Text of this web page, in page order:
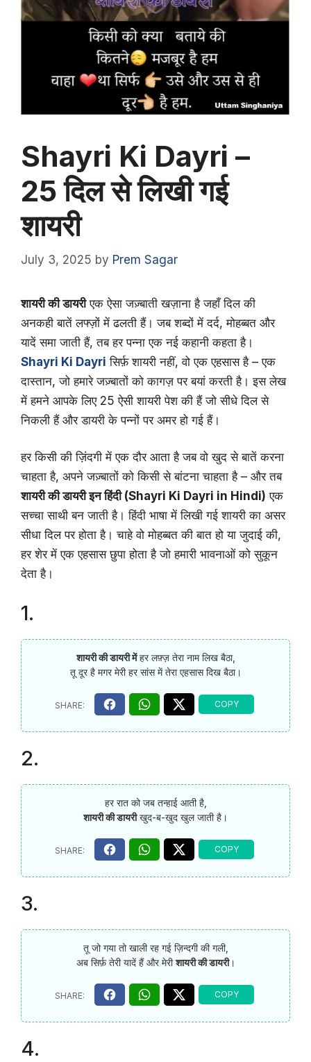
Shayri Ki Dayri –
25 दिल से लिखी गई
शायरी
July 3, 2025 by Prem Sagar
शायरी की डायरीएक ऐसा जज़्बाती खज़ाना है जहाँ दिल की
अनकही बातें लफ्ज़ों में ढलती हैं। जब शब्दों में दर्द, मोहब्बत और
यादें समा जाती हैं, तब हर पन्ना एक नई कहानी कहता है।
Shayri Ki Dayri सिर्फ़ शायरी नहीं, वो एक एहसास है – एक
दास्तान, जो हमारे जज़्बातों को कागज़ पर बयां करती है। इस लेख
में हमने आपके लिए 25 ऐसी शायरी पेश की हैं जो सीधे दिल से
निकली हैं और डायरी के पन्नों पर अमर हो गई हैं।
हर किसी की ज़िंदगी में एक दौर आता है जब वो खुद से बातें करना
चाहता है, अपने जज़्बातों को किसी से बांटना चाहता है – और तब
शायरी की डायरी इन हिंदी (Shayri Ki Dayri in Hindi) एक
सच्चा साथी बन जाती है। हिंदी भाषा में लिखी गई शायरी का असर
सीधा दिल पर होता है। चाहे वो मोहब्बत की बात हो या जुदाई की,
हर शेर में एक एहसास छुपा होता है जो हमारी भावनाओं को सुकून
देता है।
1.
शायरी की डायरी मेंहर लफ़्ज़ तेरा नाम लिख बैठा,
तू दूर है मगर मेरी हर सांस में तेरा एहसास दिख बैठा।
2.
हर रात को जब तन्हाई आती है,
शायरी की डायरीखुद-ब-खुद खुल जाती है।
3.
तू जो गया तो खाली रह गई ज़िन्दगी की गली,
अब सिर्फ़ तेरी यादें हैं और मेरीशायरी की डायरी।
4.